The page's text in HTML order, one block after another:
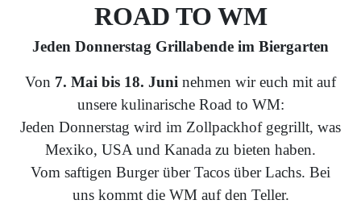
ROAD TO WM
Jeden Donnerstag Grillabende im Biergarten
Von 7. Mai bis 18. Juni nehmen wir euch mit auf
unsere kulinarische Road to WM:
Jeden Donnerstag wird im Zollpackhof gegrillt, was
Mexiko, USA und Kanada zu bieten haben.
Vom saftigen Burger über Tacos über Lachs. Bei
uns kommt die WM auf den Teller.